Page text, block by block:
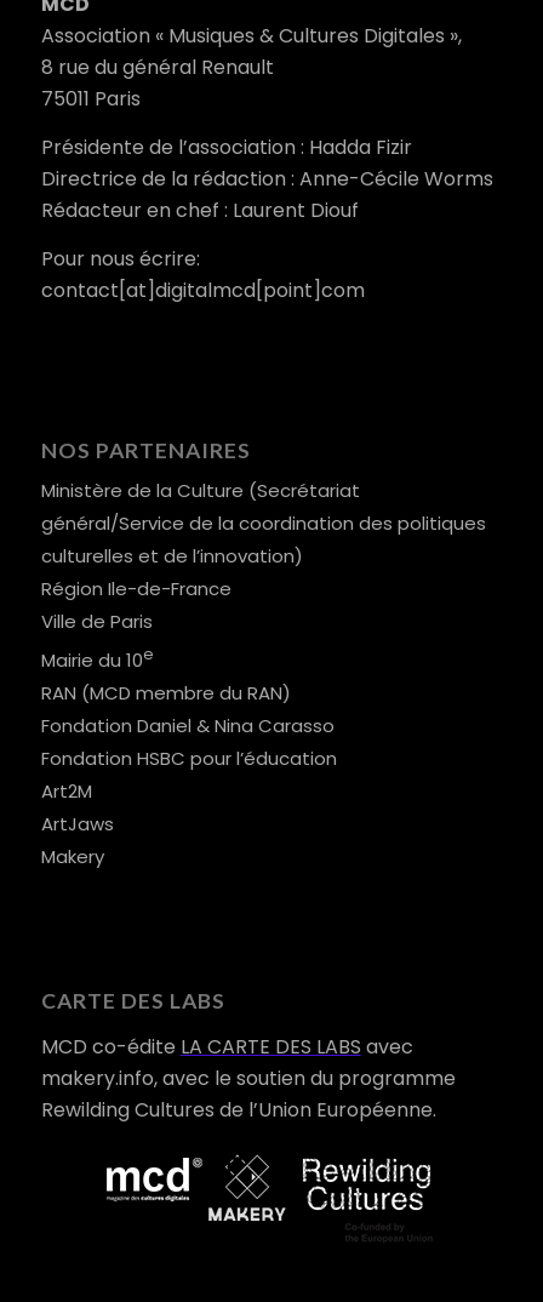
Association « Musiques & Cultures Digitales »,
8 rue du général Renault
75011 Paris
Présidente de l’association : Hadda Fizir
Directrice de la rédaction : Anne-Cécile Worms
Rédacteur en chef : Laurent Diouf
Pour nous écrire:
contact[at]digitalmcd[point]com
NOS PARTENAIRES
Ministère de la Culture (Secrétariat
général/Service de la coordination des politiques
culturelles et de l’innovation)
Région Ile-de-France
Ville de Paris
Mairie du 10e
RAN (MCD membre du RAN)
Fondation Daniel & Nina Carasso
Fondation HSBC pour l’éducation
Art2M
ArtJaws
Makery
CARTE DES LABS
MCD co-édite LA CARTE DES LABS avec
makery.info, avec le soutien du programme
Rewilding Cultures de l’Union Européenne.